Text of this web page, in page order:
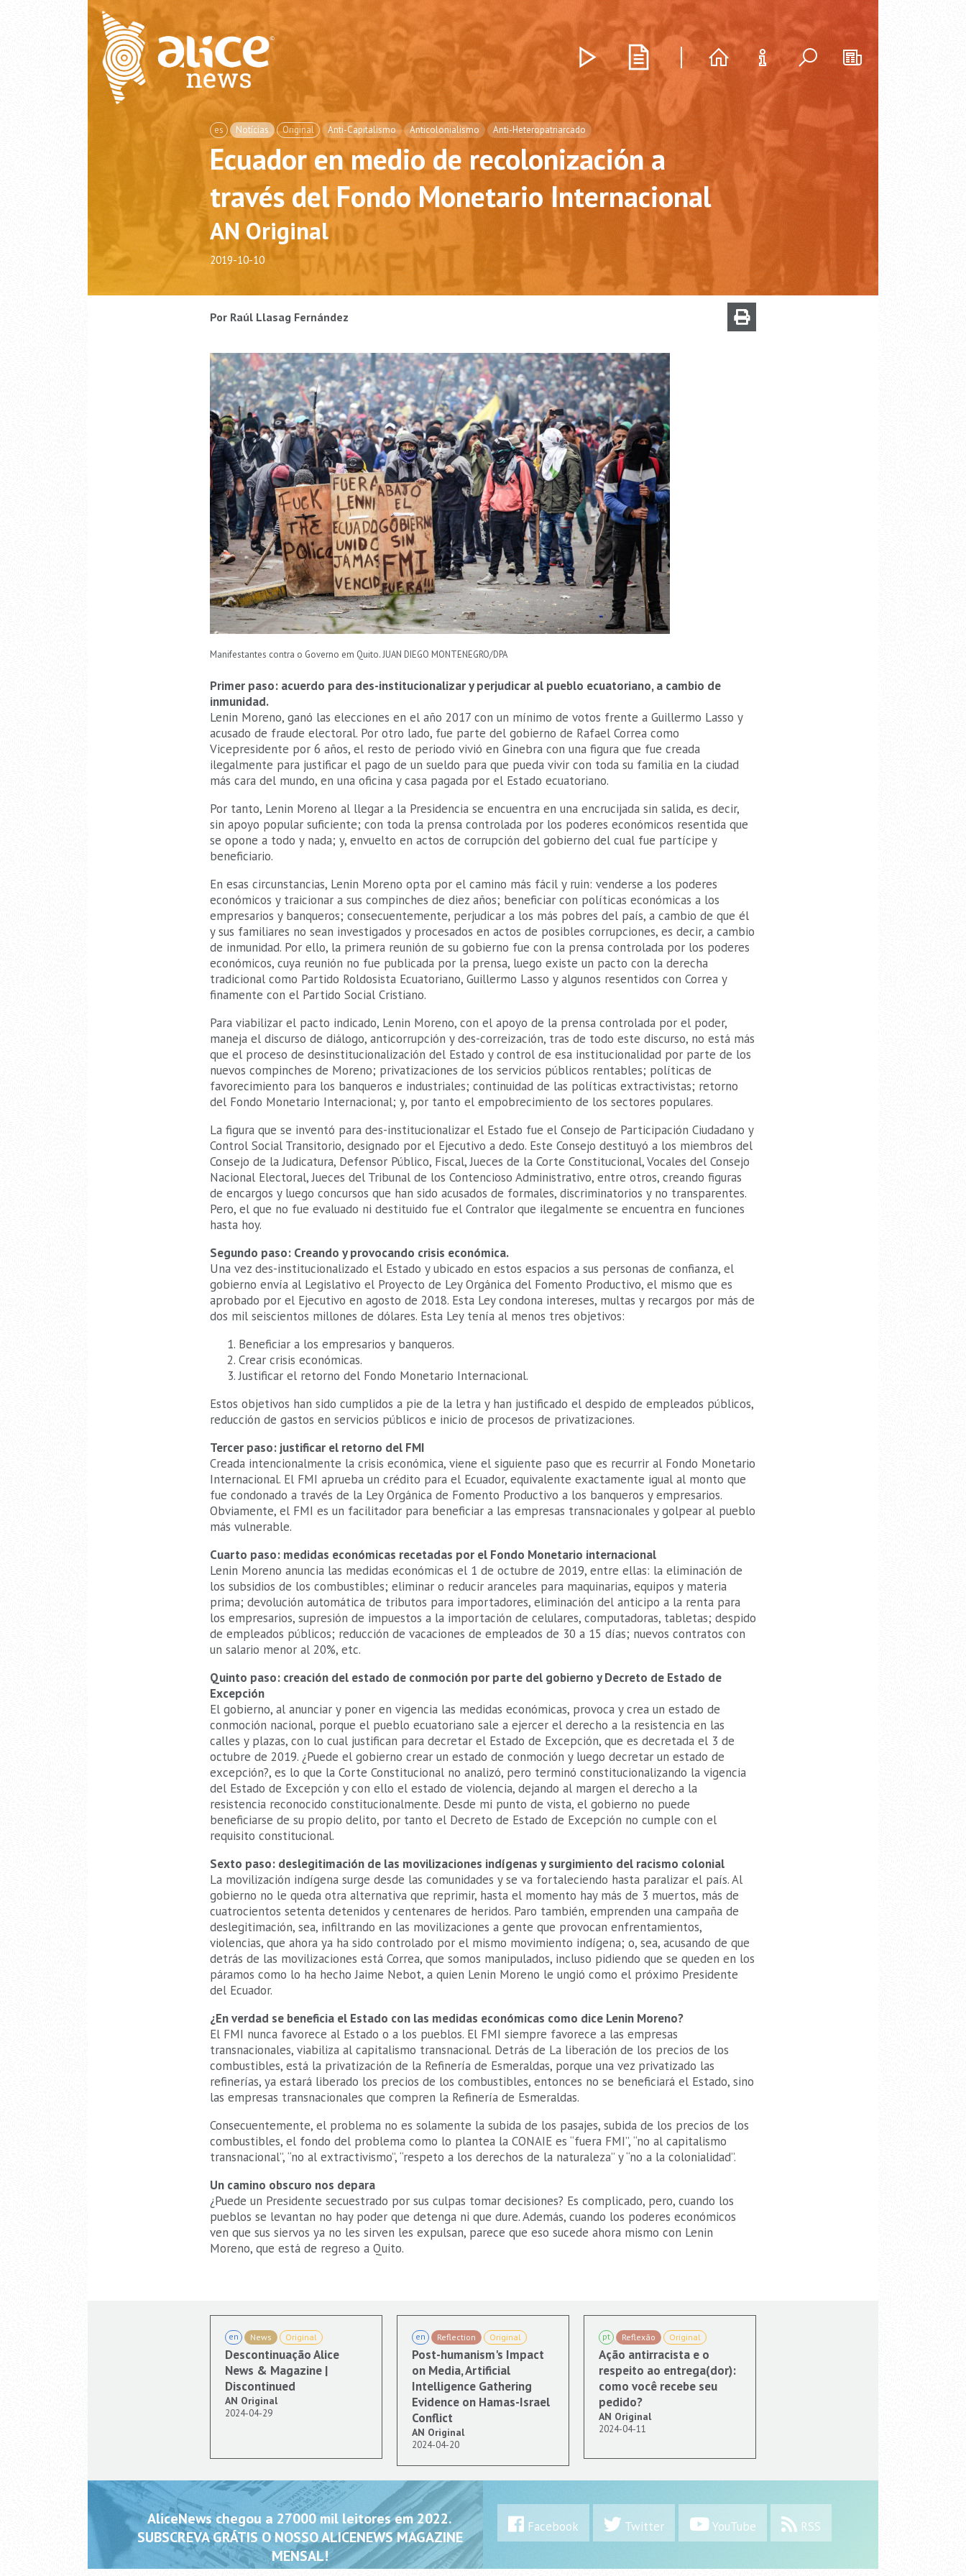
es Notícias Original Anti-Capitalismo Anticolonialismo Anti-Heteropatriarcado
Ecuador en medio de recolonización a
través del Fondo Monetario Internacional
AN Original
2019-10-10
Por Raúl Llasag Fernández
Manifestantes contra o Governo em Quito. JUAN DIEGO MONTENEGRO/DPA
Primer paso: acuerdo para des-institucionalizar y perjudicar al pueblo ecuatoriano, a cambio de
inmunidad.
Lenin Moreno, ganó las elecciones en el año 2017 con un mínimo de votos frente a Guillermo Lasso y
acusado de fraude electoral. Por otro lado, fue parte del gobierno de Rafael Correa como
Vicepresidente por 6 años, el resto de periodo vivió en Ginebra con una figura que fue creada
ilegalmente para justificar el pago de un sueldo para que pueda vivir con toda su familia en la ciudad
más cara del mundo, en una oficina y casa pagada por el Estado ecuatoriano.
Por tanto, Lenin Moreno al llegar a la Presidencia se encuentra en una encrucijada sin salida, es decir,
sin apoyo popular suficiente; con toda la prensa controlada por los poderes económicos resentida que
se opone a todo y nada; y, envuelto en actos de corrupción del gobierno del cual fue partícipe y
beneficiario.
En esas circunstancias, Lenin Moreno opta por el camino más fácil y ruin: venderse a los poderes
económicos y traicionar a sus compinches de diez años; beneficiar con políticas económicas a los
empresarios y banqueros; consecuentemente, perjudicar a los más pobres del país, a cambio de que él
y sus familiares no sean investigados y procesados en actos de posibles corrupciones, es decir, a cambio
de inmunidad. Por ello, la primera reunión de su gobierno fue con la prensa controlada por los poderes
económicos, cuya reunión no fue publicada por la prensa, luego existe un pacto con la derecha
tradicional como Partido Roldosista Ecuatoriano, Guillermo Lasso y algunos resentidos con Correa y
finamente con el Partido Social Cristiano.
Para viabilizar el pacto indicado, Lenin Moreno, con el apoyo de la prensa controlada por el poder,
maneja el discurso de diálogo, anticorrupción y des-correización, tras de todo este discurso, no está más
que el proceso de desinstitucionalización del Estado y control de esa institucionalidad por parte de los
nuevos compinches de Moreno; privatizaciones de los servicios públicos rentables; políticas de
favorecimiento para los banqueros e industriales; continuidad de las políticas extractivistas; retorno
del Fondo Monetario Internacional; y, por tanto el empobrecimiento de los sectores populares.
La figura que se inventó para des-institucionalizar el Estado fue el Consejo de Participación Ciudadano y
Control Social Transitorio, designado por el Ejecutivo a dedo. Este Consejo destituyó a los miembros del
Consejo de la Judicatura, Defensor Público, Fiscal, Jueces de la Corte Constitucional, Vocales del Consejo
Nacional Electoral, Jueces del Tribunal de los Contencioso Administrativo, entre otros, creando figuras
de encargos y luego concursos que han sido acusados de formales, discriminatorios y no transparentes.
Pero, el que no fue evaluado ni destituido fue el Contralor que ilegalmente se encuentra en funciones
hasta hoy.
Segundo paso: Creando y provocando crisis económica.
Una vez des-institucionalizado el Estado y ubicado en estos espacios a sus personas de confianza, el
gobierno envía al Legislativo el Proyecto de Ley Orgánica del Fomento Productivo, el mismo que es
aprobado por el Ejecutivo en agosto de 2018. Esta Ley condona intereses, multas y recargos por más de
dos mil seiscientos millones de dólares. Esta Ley tenía al menos tres objetivos:
Beneficiar a los empresarios y banqueros.
Crear crisis económicas.
Justificar el retorno del Fondo Monetario Internacional.
Estos objetivos han sido cumplidos a pie de la letra y han justificado el despido de empleados públicos,
reducción de gastos en servicios públicos e inicio de procesos de privatizaciones.
Tercer paso: justificar el retorno del FMI
Creada intencionalmente la crisis económica, viene el siguiente paso que es recurrir al Fondo Monetario
Internacional. El FMI aprueba un crédito para el Ecuador, equivalente exactamente igual al monto que
fue condonado a través de la Ley Orgánica de Fomento Productivo a los banqueros y empresarios.
Obviamente, el FMI es un facilitador para beneficiar a las empresas transnacionales y golpear al pueblo
más vulnerable.
Cuarto paso: medidas económicas recetadas por el Fondo Monetario internacional
Lenin Moreno anuncia las medidas económicas el 1 de octubre de 2019, entre ellas: la eliminación de
los subsidios de los combustibles; eliminar o reducir aranceles para maquinarias, equipos y materia
prima; devolución automática de tributos para importadores, eliminación del anticipo a la renta para
los empresarios, supresión de impuestos a la importación de celulares, computadoras, tabletas; despido
de empleados públicos; reducción de vacaciones de empleados de 30 a 15 días; nuevos contratos con
un salario menor al 20%, etc.
Quinto paso: creación del estado de conmoción por parte del gobierno y Decreto de Estado de
Excepción
El gobierno, al anunciar y poner en vigencia las medidas económicas, provoca y crea un estado de
conmoción nacional, porque el pueblo ecuatoriano sale a ejercer el derecho a la resistencia en las
calles y plazas, con lo cual justifican para decretar el Estado de Excepción, que es decretada el 3 de
octubre de 2019. ¿Puede el gobierno crear un estado de conmoción y luego decretar un estado de
excepción?, es lo que la Corte Constitucional no analizó, pero terminó constitucionalizando la vigencia
del Estado de Excepción y con ello el estado de violencia, dejando al margen el derecho a la
resistencia reconocido constitucionalmente. Desde mi punto de vista, el gobierno no puede
beneficiarse de su propio delito, por tanto el Decreto de Estado de Excepción no cumple con el
requisito constitucional.
Sexto paso: deslegitimación de las movilizaciones indígenas y surgimiento del racismo colonial
La movilización indígena surge desde las comunidades y se va fortaleciendo hasta paralizar el país. Al
gobierno no le queda otra alternativa que reprimir, hasta el momento hay más de 3 muertos, más de
cuatrocientos setenta detenidos y centenares de heridos. Paro también, emprenden una campaña de
deslegitimación, sea, infiltrando en las movilizaciones a gente que provocan enfrentamientos,
violencias, que ahora ya ha sido controlado por el mismo movimiento indígena; o, sea, acusando de que
detrás de las movilizaciones está Correa, que somos manipulados, incluso pidiendo que se queden en los
páramos como lo ha hecho Jaime Nebot, a quien Lenin Moreno le ungió como el próximo Presidente
del Ecuador.
¿En verdad se beneficia el Estado con las medidas económicas como dice Lenin Moreno?
El FMI nunca favorece al Estado o a los pueblos. El FMI siempre favorece a las empresas
transnacionales, viabiliza al capitalismo transnacional. Detrás de La liberación de los precios de los
combustibles, está la privatización de la Refinería de Esmeraldas, porque una vez privatizado las
refinerías, ya estará liberado los precios de los combustibles, entonces no se beneficiará el Estado, sino
las empresas transnacionales que compren la Refinería de Esmeraldas.
Consecuentemente, el problema no es solamente la subida de los pasajes, subida de los precios de los
combustibles, el fondo del problema como lo plantea la CONAIE es “fuera FMI”, “no al capitalismo
transnacional”, “no al extractivismo”, “respeto a los derechos de la naturaleza” y “no a la colonialidad”.
Un camino obscuro nos depara
¿Puede un Presidente secuestrado por sus culpas tomar decisiones? Es complicado, pero, cuando los
pueblos se levantan no hay poder que detenga ni que dure. Además, cuando los poderes económicos
ven que sus siervos ya no les sirven les expulsan, parece que eso sucede ahora mismo con Lenin
Moreno, que está de regreso a Quito.
en News Original
Descontinuação Alice
News & Magazine |
Discontinued
AN Original
2024-04-29
en Reflection Original
Post-humanism's Impact
on Media, Artificial
Intelligence Gathering
Evidence on Hamas-Israel
Conflict
AN Original
2024-04-20
pt Reflexão Original
Ação antirracista e o
respeito ao entrega(dor):
como você recebe seu
pedido?
AN Original
2024-04-11
AliceNews chegou a 27000 mil leitores em 2022.
SUBSCREVA GRÁTIS O NOSSO ALICENEWS MAGAZINE
MENSAL!
Facebook Twitter YouTube RSS